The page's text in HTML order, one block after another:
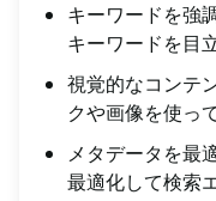
キーワードを強
キーワードを目
視覚的なコンテ
クや画像を使っ
メタデータを最
最適化して検索